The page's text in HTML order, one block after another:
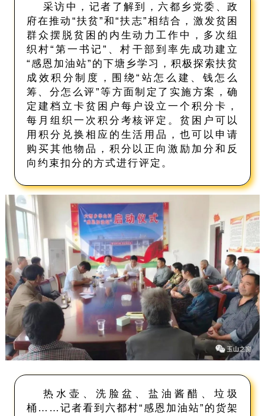
采访中，记者了解到，六都乡党委、政
府在推动“扶贫”和“扶志”相结合，激发贫困
群众摆脱贫困的内生动力工作中，多次组
织村“第一书记”、村干部到率先成功建立
“感恩加油站”的下塘乡学习，积极探索扶贫
成效积分制度，围绕“站怎么建、钱怎么
筹、分怎么评”等方面制定了实施方案，确
定建档立卡贫困户每户设立一个积分卡，
每月组织一次积分考核评定。贫困户可以
用积分兑换相应的生活用品，也可以申请
购买其他物品，积分以正向激励加分和反
向约束扣分的方式进行评定。
热水壶、洗脸盆、盐油酱醋、垃圾
桶……记者看到六都村“感恩加油站”的货架